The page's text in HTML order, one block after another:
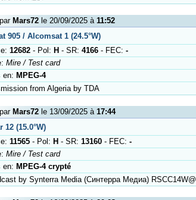
Mars72 le 20/09/2025 à 11:52
905 / Alcomsat 1 (24.5°W)
12682 - Pol: H - SR: 4166 - FEC: -
Mire / Test card
en: MPEG-4
from Algeria by TDA
Mars72 le 13/09/2025 à 17:44
12 (15.0°W)
11565 - Pol: H - SR: 13160 - FEC: -
Mire / Test card
en: MPEG-4 crypté
by Synterra Media (Синтерра Медиа) RSCC14W@